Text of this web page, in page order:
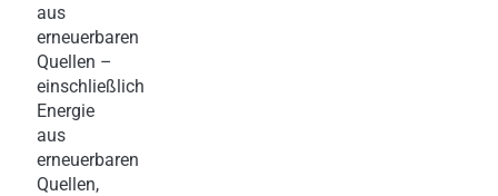
aus
erneuerbaren
Quellen –
einschließlich
Energie
aus
erneuerbaren
Quellen,